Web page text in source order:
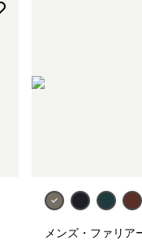
メンズ・ファリア